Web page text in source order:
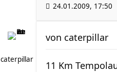
24.01.2009, 17:50
caterpillar
von caterpillar
11 Km